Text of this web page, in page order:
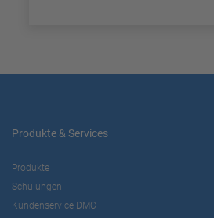
Produkte & Services
Produkte
Schulungen
Kundenservice DMC